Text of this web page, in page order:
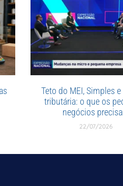
Teto do MEI, Simples
tributária: o que os
negócios
22/07/2026